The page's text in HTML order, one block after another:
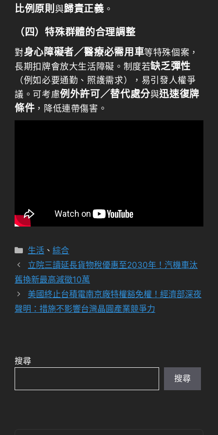
比例原則 與歸責正義 。
（四）特殊群體的合理調整
對身心障礙者／醫療必需用車等特殊個案，
長期扣牌會放大生活障礙。制度若缺乏彈性
（例如必要通勤、照護需求），易引發人權爭
議。可考慮例外許可／替代處分與迅速復牌
條件 ，降低連帶傷害。
分
類
生活 、綜合
立院三讀延長貨物稅優惠至2030年！汽機車汰
舊換新最高減徵10萬
美國終止台積電南京廠特權豁免權！經濟部深夜
聲明：措施不影響台灣晶圓產業競爭力
搜尋
搜尋